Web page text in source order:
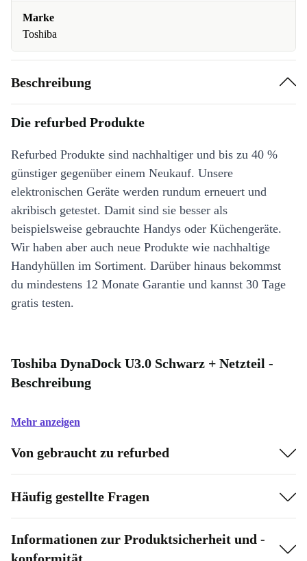
Marke
Toshiba
Beschreibung
Die refurbed Produkte
Refurbed Produkte sind nachhaltiger und bis zu 40 %
günstiger gegenüber einem Neukauf. Unsere
elektronischen Geräte werden rundum erneuert und
akribisch getestet. Damit sind sie besser als
beispielsweise gebrauchte Handys oder Küchengeräte.
Wir haben aber auch neue Produkte wie nachhaltige
Handyhüllen im Sortiment. Darüber hinaus bekommst
du mindestens 12 Monate Garantie und kannst 30 Tage
gratis testen.
Toshiba DynaDock U3.0 Schwarz + Netzteil -
Beschreibung
Mehr anzeigen
Von gebraucht zu refurbed
Häufig gestellte Fragen
Informationen zur Produktsicherheit und -